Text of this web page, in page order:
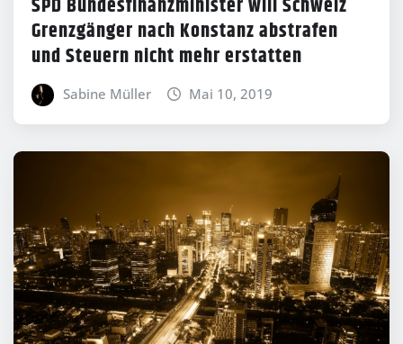
SPD Bundesfinanzminister will Schweiz
Grenzgänger nach Konstanz abstrafen
und Steuern nicht mehr erstatten
Sabine Müller Mai 10, 2019